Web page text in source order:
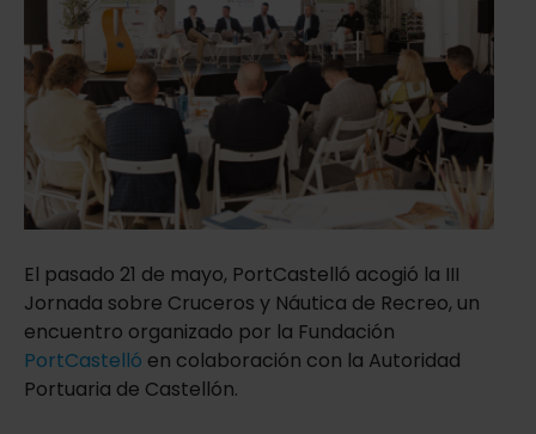
El pasado 21 de mayo, PortCastelló acogió la III
Jornada sobre Cruceros y Náutica de Recreo, un
encuentro organizado por la Fundación
PortCastelló en colaboración con la Autoridad
Portuaria de Castellón.